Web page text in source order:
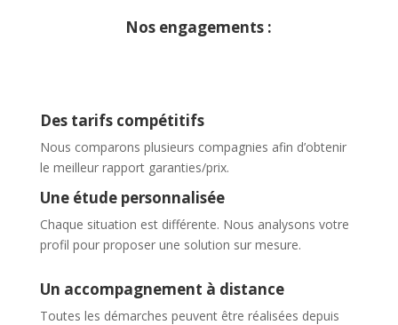
Nos engagements :
Des tarifs compétitifs
Nous comparons plusieurs compagnies afin d’obtenir
le meilleur rapport garanties/prix.
Une étude personnalisée
Chaque situation est différente. Nous analysons votre
profil pour proposer une solution sur mesure.
Un accompagnement à distance
Toutes les démarches peuvent être réalisées depuis